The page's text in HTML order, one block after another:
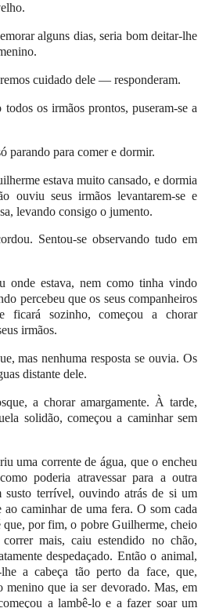
alguns dias, seria bom deitar-lhe
cuidado dele — responderam.
os irmãos prontos, puseram-se a
parando para comer e dormir.
estava muito cansado, e dormia
ouviu seus irmãos levantarem-se e
levando consigo o jumento.
Sentou-se observando tudo em
onde estava, nem como tinha vindo
percebeu que os seus companheiros
ficará sozinho, começou a chorar
irmãos.
mas nenhuma resposta se ouvia. Os
distante dele.
a chorar amargamente. À tarde,
solidão, começou a caminhar sem
uma corrente de água, que o encheu
poderia atravessar para a outra
susto terrível, ouvindo atrás de si um
ao caminhar de uma fera. O som cada
que, por fim, o pobre Guilherme, cheio
mais, caiu estendido no chão,
despedaçado. Então o animal,
a cabeça tão perto da face, que,
menino que ia ser devorado. Mas, em
a lambê-lo e a fazer soar um